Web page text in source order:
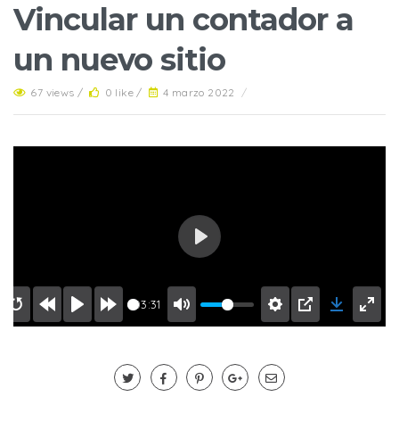
Vincular un contador a
un nuevo sitio
67 views / 0 like / 4 marzo 2022 /
03:31
Play